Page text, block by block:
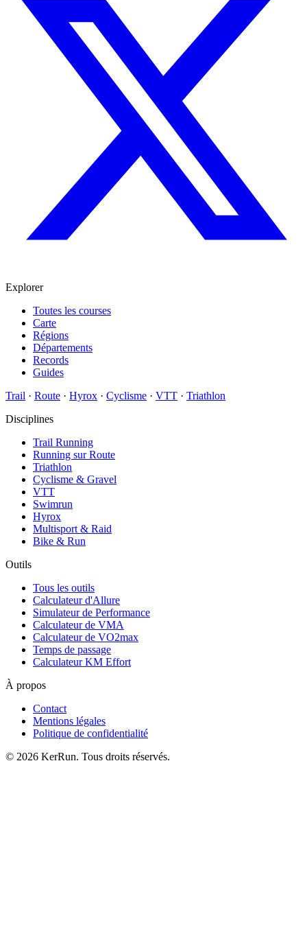
Explorer
Toutes les courses
Carte
Régions
Départements
Records
Guides
Trail · Route · Hyrox · Cyclisme · VTT · Triathlon
Disciplines
Trail Running
Running sur Route
Triathlon
Cyclisme & Gravel
VTT
Swimrun
Hyrox
Multisport & Raid
Bike & Run
Outils
Tous les outils
Calculateur d'Allure
Simulateur de Performance
Calculateur de VMA
Calculateur de VO2max
Temps de passage
Calculateur KM Effort
À propos
Contact
Mentions légales
Politique de confidentialité
© 2026 KerRun. Tous droits réservés.